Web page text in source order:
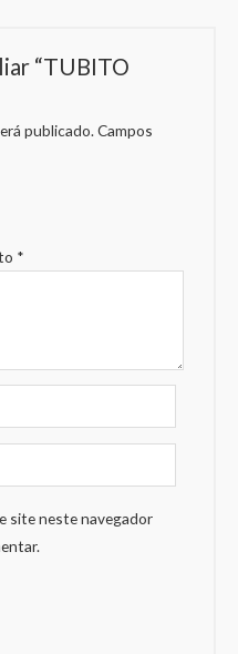
“TUBITO
publicado. Campos
*
site neste navegador